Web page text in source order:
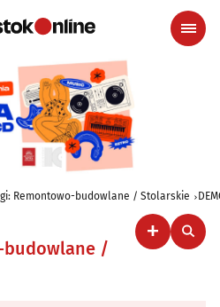
Remontowo-budowlane / Stolarskie
budowlane /